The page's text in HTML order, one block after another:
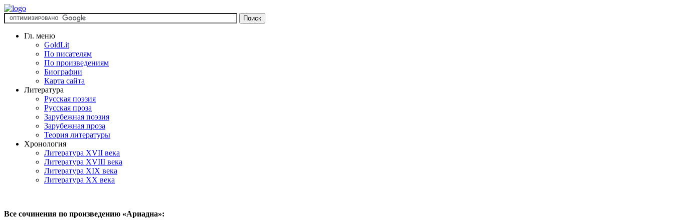
Гл. меню
GoldLit
По писателям
По произведениям
Биографии
Карта сайта
Литература
Русская поэзия
Русская проза
Зарубежная поэзия
Зарубежная проза
Теория литературы
Хронология
Литература XVII века
Литература XVIII века
Литература XIX века
Литература XX века
Все сочинения по произведению «Ариадна»: